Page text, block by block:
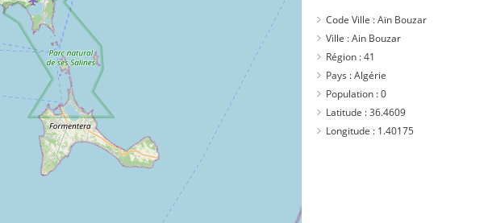
Code Ville :Aïn Bouzar
Ville :Ain Bouzar
Région :41
Pays :Algérie
Population :0
Latitude :36.4609
Longitude : 1.40175